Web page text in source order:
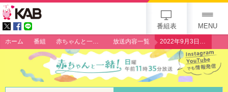
番組表 MENU
ホーム 番組 赤ちゃんと一緒！ 放送内容一覧 2022年9月3日（土）「秋の味覚 〜たのしく食育〜」